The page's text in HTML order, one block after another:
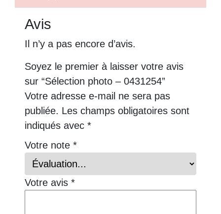
Avis
Il n’y a pas encore d’avis.
Soyez le premier à laisser votre avis
sur “Sélection photo – 0431254”
Votre adresse e-mail ne sera pas
publiée. Les champs obligatoires sont
indiqués avec *
Votre note *
Votre avis *